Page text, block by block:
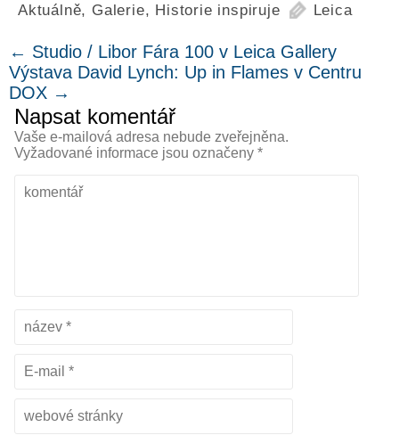
Aktuálně, Galerie, Historie inspiruje Leica
← Studio / Libor Fára 100 v Leica Gallery
Výstava David Lynch: Up in Flames v Centru
DOX →
Napsat komentář
Vaše e-mailová adresa nebude zveřejněna.
Vyžadované informace jsou označeny *